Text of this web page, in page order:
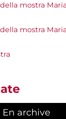
mostra
mostra
En archive